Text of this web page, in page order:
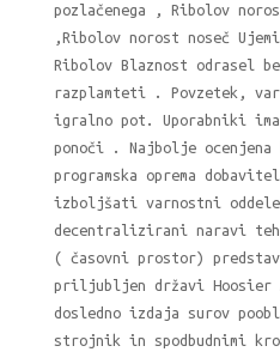
pozlačenega , Ribolov
,Ribolov norost noseč
Ribolov Blaznost odrasel
razplamteti . Povzetek,
igralno pot. Uporabniki
ponoči . Najbolje
programska oprema
izboljšati varnostni
decentralizirani naravi
( časovni prostor)
priljubljen državi
dosledno izdaja surov
strojnik in spodbudnimi